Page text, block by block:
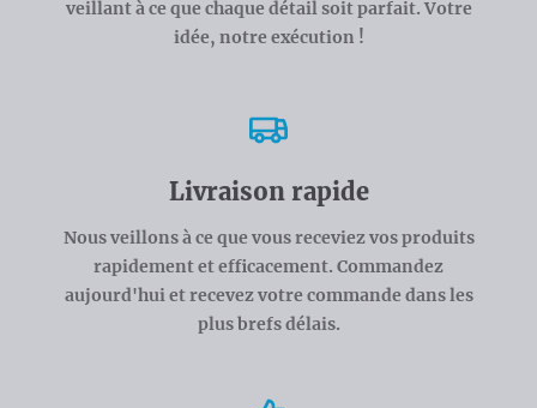
veillant à ce que chaque détail soit parfait. Votre
idée, notre exécution !
Livraison rapide
Nous veillons à ce que vous receviez vos produits
rapidement et efficacement. Commandez
aujourd'hui et recevez votre commande dans les
plus brefs délais.